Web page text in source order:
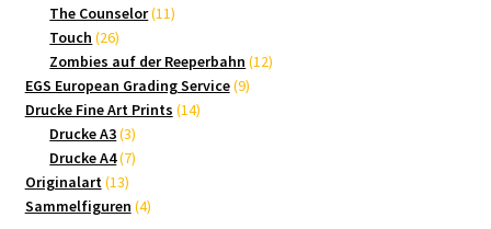
Produkte
The Counselor 1111
Touch 2626
Produkte
Zombies auf der Reeperbahn 1212
EGS European Grading Service 99
Drucke Fine Art Prints 1414
Drucke A3 33
Produkte
Drucke A4 77
Originalart 1313
Produkte
Sammelfiguren 44